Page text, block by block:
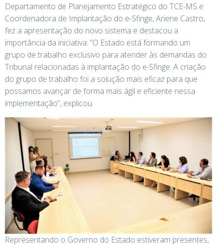
Departamento de Planejamento Estratégico do TCE-MS e
Coordenadora de Implantação do e-Sfinge, Ariene Castro,
fez a apresentação do novo sistema e destacou a
importância da iniciativa: “O Estado está formando um
grupo de trabalho exclusivo para atender às demandas do
Tribunal relacionadas à implantação do e-Sfinge. A criação
do grupo de trabalho foi a solução mais eficaz para que
possamos avançar de forma mais ágil e eficiente nessa
implementação”, explicou.
Representando o Governo do Estado estiveram presentes,